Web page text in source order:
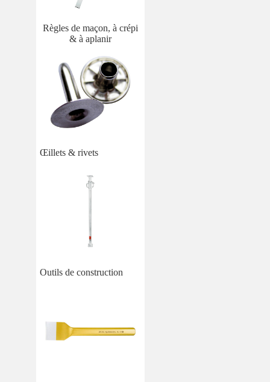
Règles de maçon, à crépi
& à aplanir
Œillets & rivets
Outils de construction